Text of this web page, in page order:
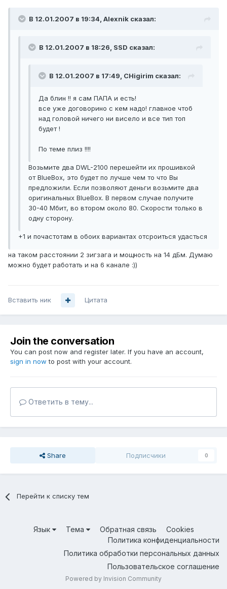
В 12.01.2007 в 19:34, Alexnik сказал:
В 12.01.2007 в 18:26, SSD сказал:
В 12.01.2007 в 17:49, CHigirim сказал:
Да блин !! я сам ПАПА и есть!
все уже договорино с кем надо! главное чтоб
над головой ничего ни висело и все тип топ
будет !
По теме плиз !!!!
Возьмите два DWL-2100 перешейти их прошивкой
от BlueBox, это будет по лучше чем то что Вы
предложили. Если позволяют деньги возьмите два
оригинальных BlueBox. В первом случае получите
30-40 Мбит, во втором около 80. Скорости только в
одну сторону.
+1 и почастотам в обоих вариантах отсроиться удасться
на таком расстоянии 2 зигзага и мощность на 14 дБм. Думаю
можно будет работать и на 6 канале :))
Вставить ник Цитата
Join the conversation
You can post now and register later. If you have an account,
sign in now to post with your account.
Ответить в тему...
Share Подписчики 0
Перейти к списку тем
Язык Тема Обратная связь
Cookies
Политика конфиденциальности
Политика обработки персональных данных
Пользовательское соглашение
Powered by Invision Community